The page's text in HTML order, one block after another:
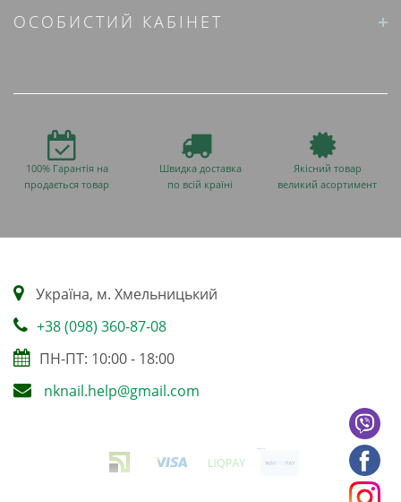
ОСОБИСТИЙ КАБІНЕТ
100% Гарантія на
продається товар
Швидка доставка
по всій країні
Якісний товар
великий асортимент
Українa, м. Хмельницький
+38 (098) 360-87-08
ПН-ПТ: 10:00 - 18:00
nknail.help@gmail.com